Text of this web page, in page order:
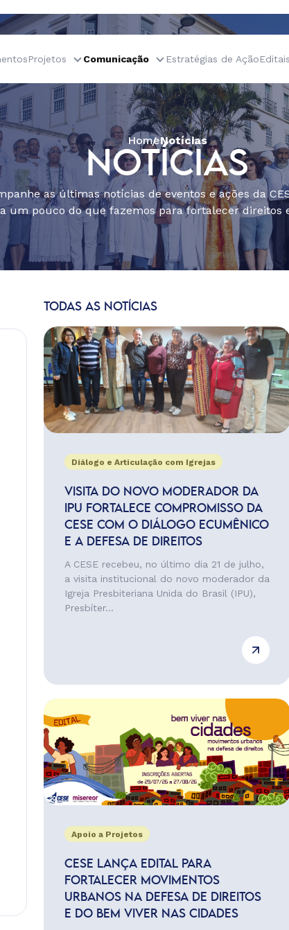
Projetos Comunicação Estratégias de AçãoEditais
HomeNotícias
NOTÍCIAS
as últimas notícias de eventos e ações da
um pouco do que fazemos para fortalecer direitos
TODAS AS NOTÍCIAS
Diálogo e Articulação com Igrejas
VISITA DO NOVO MODERADOR DA
IPU FORTALECE COMPROMISSO DA
CESE COM O DIÁLOGO ECUMÊNICO
E A DEFESA DE DIREITOS
A CESE recebeu, no último dia 21 de julho,
a visita institucional do novo moderador da
Igreja Presbiteriana Unida do Brasil (IPU),
Presbíter...
Apoio a Projetos
CESE LANÇA EDITAL PARA
FORTALECER MOVIMENTOS
URBANOS NA DEFESA DE DIREITOS
E DO BEM VIVER NAS CIDADES